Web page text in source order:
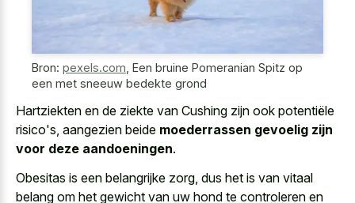
Bron: pexels.com Een bruine Pomeranian Spitz op
een met sneeuw bedekte grond
Hartziekten en de ziekte van Cushing zijn ook potentiële
risico's, aangezien beide moederrassen gevoelig zijn
voor deze aandoeningen.
Obesitas is een belangrijke zorg, dus het is van vitaal
belang om het gewicht van uw hond te controleren en